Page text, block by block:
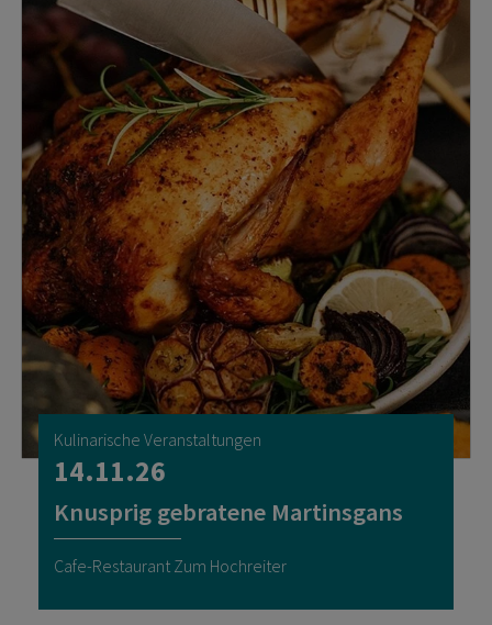
Kulinarische Veranstaltungen
14.11.26
Knusprig gebratene Martinsgans
Cafe-Restaurant Zum Hochreiter